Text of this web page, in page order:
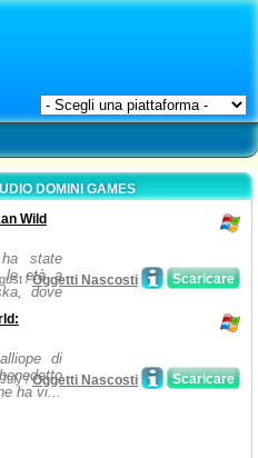
DOMINI GAMES
Wild
state
le età a
dove
Scaricare
/Oggetti Nascosti
di
ha vi...
Scaricare
/Oggetti Nascosti